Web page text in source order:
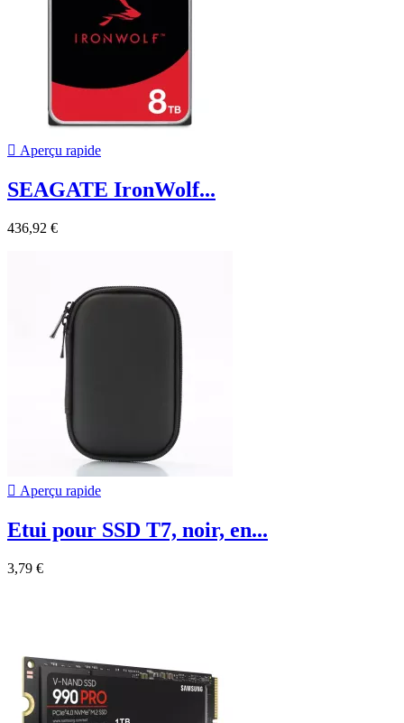
 Aperçu rapide
SEAGATE IronWolf...
436,92 €
 Aperçu rapide
Etui pour SSD T7, noir, en...
3,79 €